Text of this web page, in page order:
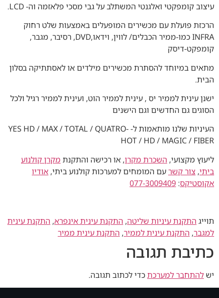
עיצוב קומפקטי ואלגנטי המשתלב על גבי מסכי פלאזמה וה- LCD.
הרכזת פועלת עם מכשירים המופעלים באמצעות שלט רחוק
INFRA כמו-ממיר הכבלים/ לווין, וידאו,DVD, רסיבר, מגבר,
קומפקט-דיסק
מתאים במיוחד להסתרת מכשירים מילדים או לאסתתיקה בסלון
הבית.
ישנן עינית לממיר יס , עינית לממיר הוט, ועינית לממיר רגיל ולכל
הסוגים גם החדשים וגם הישנים
העיניות שלנו מותאמות ל- YES HD / MAX / TOTAL / QUATRO-
HOT / HD / MAGIC / FIBER
ליעוץ מקצועי, השכרת מקרן, או רכישה והתקנת מקרן קולנוע
ביתי, צור קשרעם המומחים למערכות קולנוע ביתי, אודיו
אקוסטיקס:
077-3009409
תוייג התקנת עיניות שליטה, התקנת עינית אינפרא, התקנת עינית
למגבר, התקנת עינית לממיר, התקנת עינית ממיר
כתיבת תגובה
יש להתחבר למערכתכדי לכתוב תגובה.